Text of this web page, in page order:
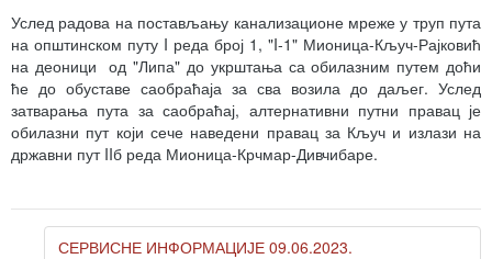
Услед радова на постављању канализационе мреже у труп пута
на општинском путу I реда број 1, "I-1" Мионица-Кључ-Рајковић
на деоници од "Липа" до укрштања са обилазним путем доћи
ће до обуставе саобраћаја за сва возила до даљег. Услед
затварања пута за саобраћај, алтернативни путни правац је
обилазни пут који сече наведени правац за Кључ и излази на
државни пут IIб реда Мионица-Крчмар-Дивчибаре.
СЕРВИСНЕ ИНФОРМАЦИЈЕ 09.06.2023.